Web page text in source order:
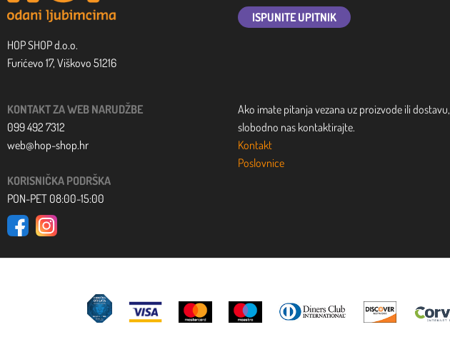
HOP SHOP d.o.o.
Furićevo 17, Viškovo 51216
ISPUNITE UPITNIK
KONTAKT ZA WEB NARUDŽBE
099 492 7312
web@hop-shop.hr
KORISNIČKA PODRŠKA
PON-PET 08:00-15:00
Ako imate pitanja vezana uz proizvode ili dostavu,
slobodno nas kontaktirajte.
Kontakt
Poslovnice